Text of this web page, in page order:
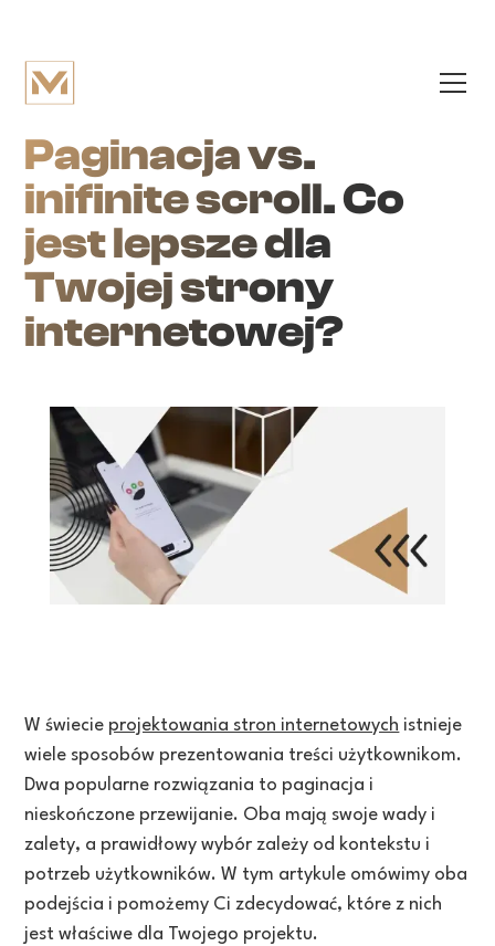
Paginacja vs.
inifinite scroll. Co
jest lepsze dla
Twojej strony
internetowej?
W świecie projektowania stron internetowych istnieje
wiele sposobów prezentowania treści użytkownikom.
Dwa popularne rozwiązania to paginacja i
nieskończone przewijanie. Oba mają swoje wady i
zalety, a prawidłowy wybór zależy od kontekstu i
potrzeb użytkowników. W tym artykule omówimy oba
podejścia i pomożemy Ci zdecydować, które z nich
jest właściwe dla Twojego projektu.